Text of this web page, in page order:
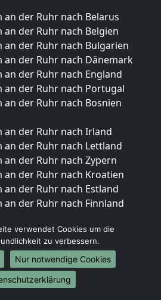
der Ruhr nach Belarus
der Ruhr nach Belgien
der Ruhr nach Bulgarien
an der Ruhr nach Dänemark
der Ruhr nach England
an der Ruhr nach Portugal
der Ruhr nach Bosnien
an der Ruhr nach Irland
der Ruhr nach Lettland
der Ruhr nach Zypern
der Ruhr nach Kroatien
der Ruhr nach Estland
der Ruhr nach Finnland
an der Ruhr nach Griechenland
an der Ruhr nach Italien
an der Ruhr nach Liechtenstein
an der Ruhr nach Luxemburg
an der Ruhr nach Niederlande
verwendet Cookies um die
zu verbessern.
Nur notwendige Cookies